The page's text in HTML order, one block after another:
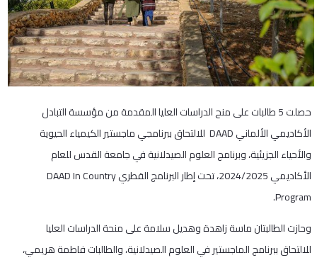
حصلت 5 طالبات على منح الدراسات العليا المقدمة من مؤسسة التبادل
الأكاديمي الألماني DAAD للالتحاق ببرنامجي ماجستير الكيمياء الحيوية
والأحياء الجزيئية، وبرنامج العلوم الصيدلانية في جامعة القدس للعام
الأكاديمي 2024/2025، تحت إطار البرنامج القطري DAAD In Country
Program.
وحازت الطالبتان ماسة زاهدة وهديل سلامة على منحة الدراسات العليا
للالتحاق ببرنامج الماجستير في العلوم الصيدلانية، والطالبات فاطمة هريمي،